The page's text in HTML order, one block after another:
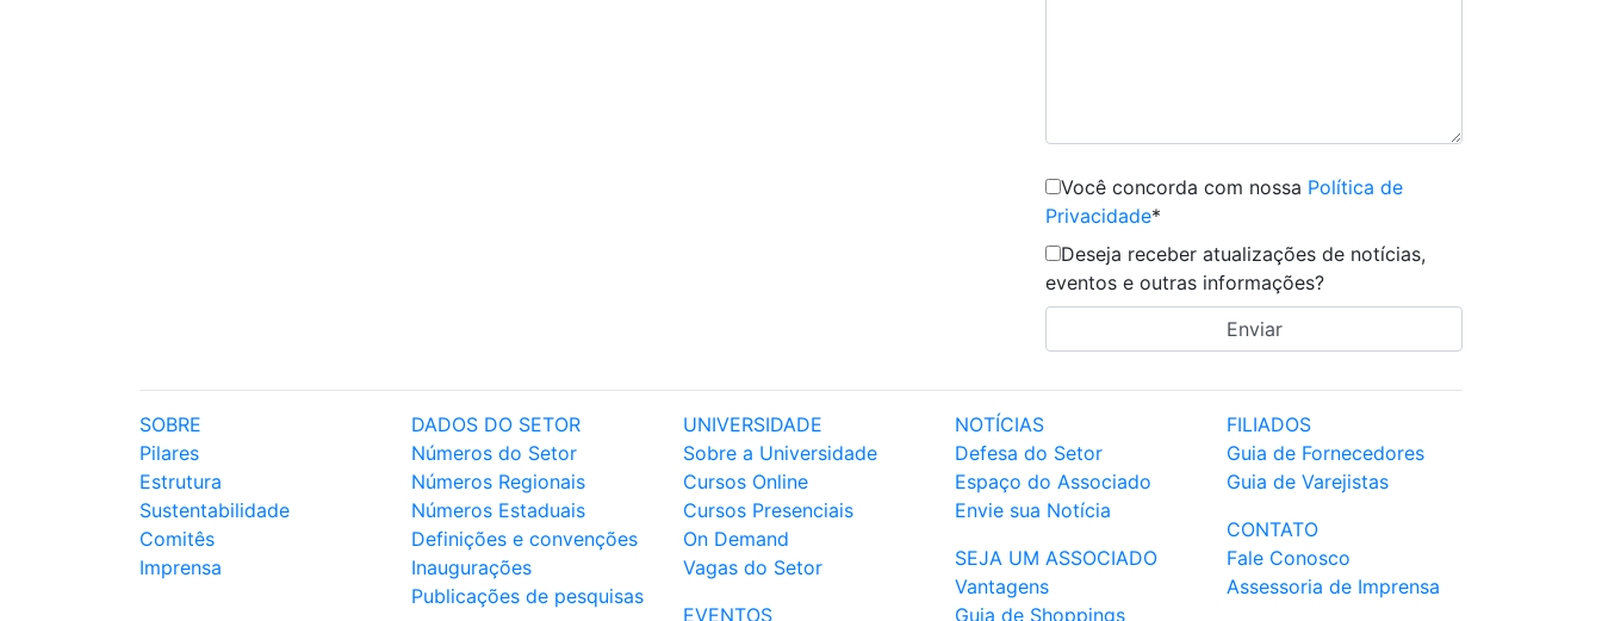
Você concorda com nossa Política de
Privacidade*
Deseja receber atualizações de notícias,
eventos e outras informações?
SOBRE
Pilares
Estrutura
Sustentabilidade
Comitês
Imprensa
DADOS DO SETOR
Números do Setor
Números Regionais
Números Estaduais
Definições e convenções
Inaugurações
Publicações de pesquisas
UNIVERSIDADE
Sobre a Universidade
Cursos Online
Cursos Presenciais
On Demand
Vagas do Setor
EVENTOS
NOTÍCIAS
Defesa do Setor
Espaço do Associado
Envie sua Notícia
SEJA UM ASSOCIADO
Vantagens
Guia de Shoppings
FILIADOS
Guia de Fornecedores
Guia de Varejistas
CONTATO
Fale Conosco
Assessoria de Imprensa